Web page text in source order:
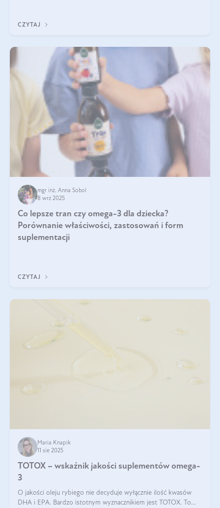
CZYTAJ
mgr inż. Anna Sobol
8 wrz 2025
Co lepsze tran czy omega-3 dla dziecka?
Porównanie właściwości, zastosowań i form
suplementacji
CZYTAJ
Maria Knapik
11 sie 2025
TOTOX – wskaźnik jakości suplementów omega-
3
O jakości oleju rybiego nie decyduje wyłącznie ilość kwasów
DHA i EPA. Bardzo istotnym wyznacznikiem jest TOTOX. To